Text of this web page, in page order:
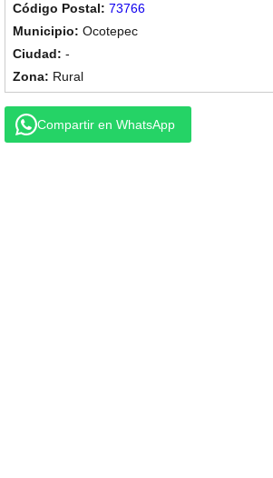
73766
Ocotepec
-
Rural
Compartir en WhatsApp